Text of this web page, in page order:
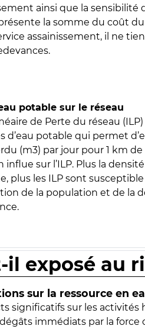
ainsi que la
la somme du coût
assainissement, il ne
potable sur le réseau
de Perte du réseau
d’eau potable qui permet
(m3) par jour pour 1 km
influe sur l’ILP. Plus la
plus les ILP sont
de la population et de la
exposé au
sur la ressource en
significatifs sur les
immédiats par la